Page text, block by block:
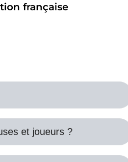
française
et joueurs ?